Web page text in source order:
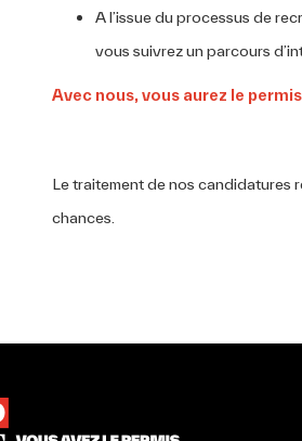
A l’issue du processus de
vous suivrez un parcours
Avec nous, vous aurez le
Le traitement de nos candidatures
chances.